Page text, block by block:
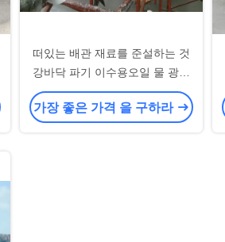
떠있는 배관 재료를 준설하는 것
강바닥 파기 이수용오일 물 광산
우하모 파이프에 모래를 뿌립니
다
가장 좋은 가격 을 구하라